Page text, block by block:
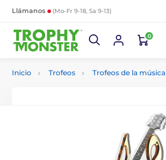
Llámanos (Mo-Fr 9-18, Sa 9-13)
0
Inicio Trofeos Trofeos de la música